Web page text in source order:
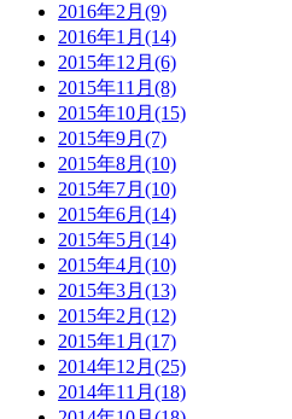
2016年2月(9)
2016年1月(14)
2015年12月(6)
2015年11月(8)
2015年10月(15)
2015年9月(7)
2015年8月(10)
2015年7月(10)
2015年6月(14)
2015年5月(14)
2015年4月(10)
2015年3月(13)
2015年2月(12)
2015年1月(17)
2014年12月(25)
2014年11月(18)